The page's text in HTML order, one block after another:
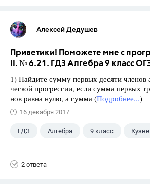
Алексей Дедушев
Приветики! Поможете мне с
II. № 6.21. ГДЗ Алгебра 9 класс
1) Найдите сумму первых десяти членов
ческой прогрессии, если сумма первых
нов равна нулю, а сумма (Подробнее...)
16 декабря 2017
ГДЗ Алгебра 9 класс
2 ответа